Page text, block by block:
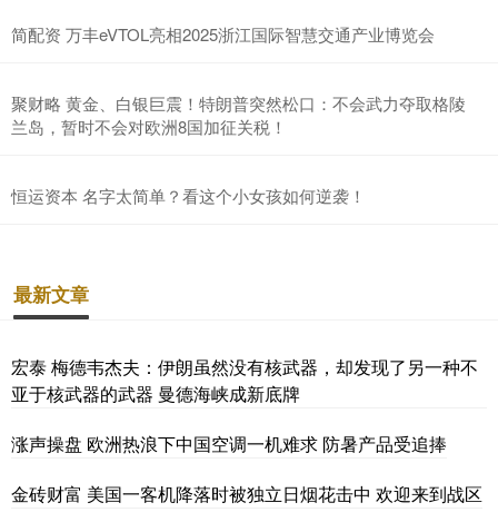
简配资 万丰eVTOL亮相2025浙江国际智慧交通产业博览会
聚财略 黄金、白银巨震！特朗普突然松口：不会武力夺取格陵
兰岛，暂时不会对欧洲8国加征关税！
恒运资本 名字太简单？看这个小女孩如何逆袭！
最新文章
宏泰 梅德韦杰夫：伊朗虽然没有核武器，却发现了另一种不
亚于核武器的武器 曼德海峡成新底牌
涨声操盘 欧洲热浪下中国空调一机难求 防暑产品受追捧
金砖财富 美国一客机降落时被独立日烟花击中 欢迎来到战区